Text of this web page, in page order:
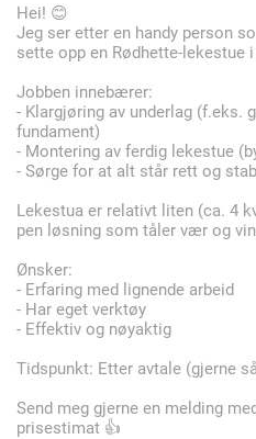
Hei! 😊
Jeg ser etter en handy person
sette opp en Rødhette-lekestue
Jobben innebærer:
- Klargjøring av underlag (f.eks.
fundament)
- Montering av ferdig lekestue
- Sørge for at alt står rett og
Lekestua er relativt liten (ca. 4
pen løsning som tåler vær og
Ønsker:
- Erfaring med lignende arbeid
- Har eget verktøy
- Effektiv og nøyaktig
Tidspunkt: Etter avtale (gjerne
Send meg gjerne en melding
prisestimat 👍